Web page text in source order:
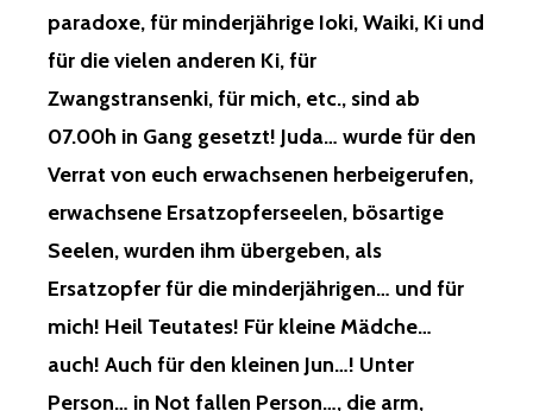
paradoxe, für minderjährige Ioki, Waiki, Ki und
für die vielen anderen Ki, für
Zwangstransenki, für mich, etc., sind ab
07.00h in Gang gesetzt! Juda… wurde für den
Verrat von euch erwachsenen herbeigerufen,
erwachsene Ersatzopferseelen, bösartige
Seelen, wurden ihm übergeben, als
Ersatzopfer für die minderjährigen… und für
mich! Heil Teutates! Für kleine Mädche…
auch! Auch für den kleinen Jun…! Unter
Person… in Not fallen Person…, die arm,